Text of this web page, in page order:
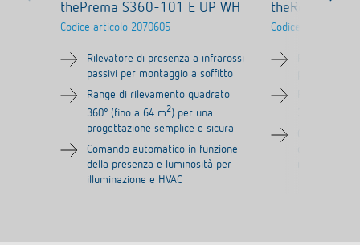
thePrema S360-101 E UP WH
Codice articolo 2070605
Rilevatore di presenza a infrarossi
passivi per montaggio a soffitto
Range di rilevamento quadrato
360° (fino a 64 m2) per una
progettazione semplice e sicura
Comando automatico in funzione
della presenza e luminosità per
illuminazione e HVAC
theRonda
Codice articolo